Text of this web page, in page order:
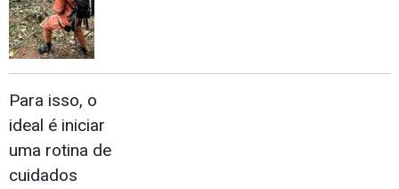
Para isso, o
ideal é iniciar
uma rotina de
cuidados